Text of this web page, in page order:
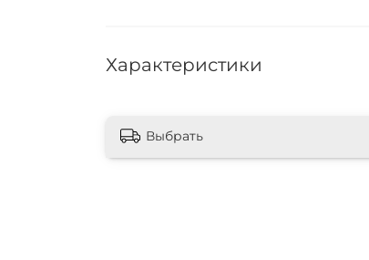
Характеристики
Выбрать